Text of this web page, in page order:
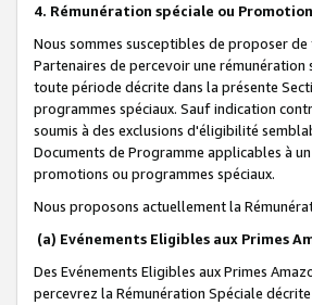
4. Rémunération spéciale ou
Nous sommes susceptibles de proposer
Partenaires de percevoir une
toute période décrite dans la présente
programmes spéciaux. Sauf indication
soumis à des exclusions d'éligibilité
Documents de Programme applicables à
promotions ou programmes spéciaux.
Nous proposons actuellement la
(a) Evénements Eligibles aux Primes
Des Evénements Eligibles aux Primes
percevrez la Rémunération Spéciale